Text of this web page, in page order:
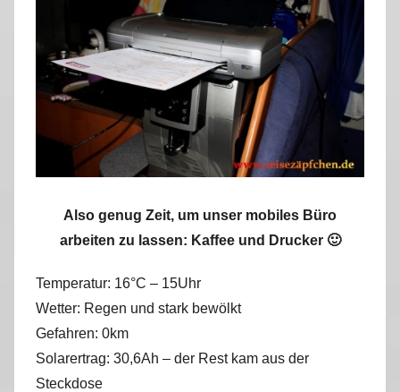
Also genug Zeit, um unser mobiles Büro
arbeiten zu lassen: Kaffee und Drucker 🙂
Temperatur: 16°C – 15Uhr
Wetter: Regen und stark bewölkt
Gefahren: 0km
Solarertrag: 30,6Ah – der Rest kam aus der
Steckdose